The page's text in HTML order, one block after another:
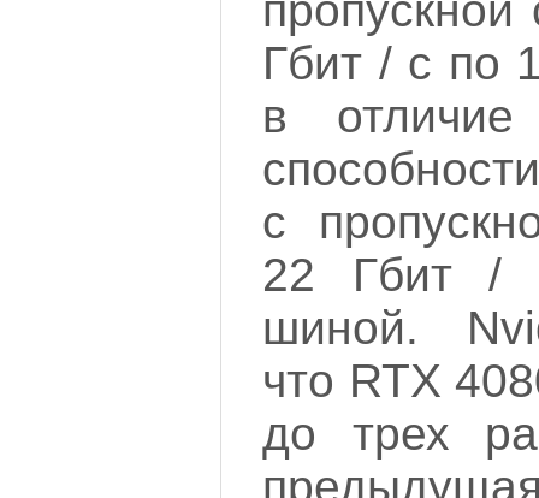
Гбит / с по
в отличие
с
22 Гбит /
шиной.
что RTX
до трех